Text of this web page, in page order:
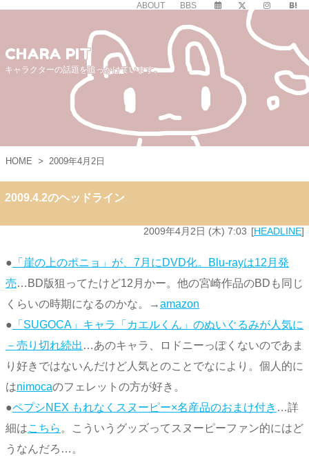
ABOUT BBS
CHARA PIT
キャラクターの話題を追っかけています。
HOME > 2009年4月2日
2009.4.2のヘッドライン
2009年4月2日 (木) 7:03 HEADLINE
● 「崖の上のポニョ」が、7月にDVD化。Blu-rayは12月発
売…BD版狙ってたけど12月かー。他の宮崎作品のBDも同じ
くらいの時期になるのかな。→amazon
● 「SUGOCA」キャラ「カエルくん」のぬいぐるみが人気に
－売り切れ続出 …あのキャラ、ロドニーっぽくないのであま
り好きではないんだけど人気とのことでなにより。個人的に
はnimocaのフェレットの方が好き。
●ペプシNEX もれなくスヌーピー×名産品のおまけ付き …詳
細はこちら 。こういうグッズってスヌーピーファン的にはど
うなんだろ…。